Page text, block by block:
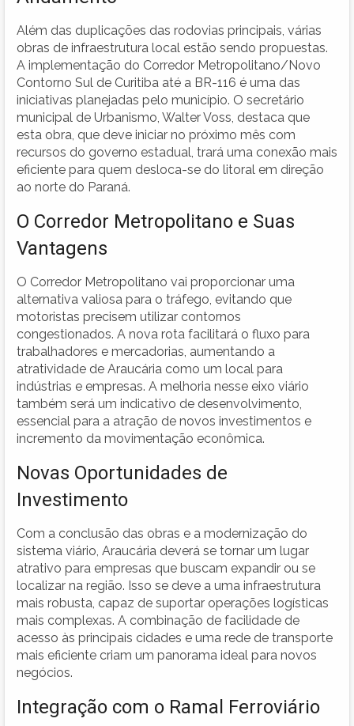
Além das duplicações das rodovias principais, várias
obras de infraestrutura local estão sendo propuestas.
A implementação do Corredor Metropolitano/Novo
Contorno Sul de Curitiba até a BR-116 é uma das
iniciativas planejadas pelo município. O secretário
municipal de Urbanismo, Walter Voss, destaca que
esta obra, que deve iniciar no próximo mês com
recursos do governo estadual, trará uma conexão mais
eficiente para quem desloca-se do litoral em direção
ao norte do Paraná.
O Corredor Metropolitano e Suas
Vantagens
O Corredor Metropolitano vai proporcionar uma
alternativa valiosa para o tráfego, evitando que
motoristas precisem utilizar contornos
congestionados. A nova rota facilitará o fluxo para
trabalhadores e mercadorias, aumentando a
atratividade de Araucária como um local para
indústrias e empresas. A melhoria nesse eixo viário
também será um indicativo de desenvolvimento,
essencial para a atração de novos investimentos e
incremento da movimentação econômica.
Novas Oportunidades de
Investimento
Com a conclusão das obras e a modernização do
sistema viário, Araucária deverá se tornar um lugar
atrativo para empresas que buscam expandir ou se
localizar na região. Isso se deve a uma infraestrutura
mais robusta, capaz de suportar operações logísticas
mais complexas. A combinação de facilidade de
acesso às principais cidades e uma rede de transporte
mais eficiente criam um panorama ideal para novos
negócios.
Integração com o Ramal Ferroviário